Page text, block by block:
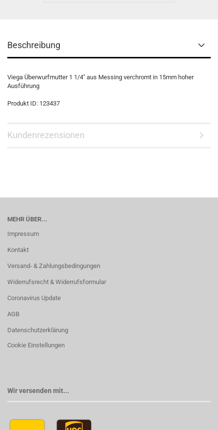
Beschreibung
Viega Überwurfmutter 1 1/4" aus Messing verchromt in 15mm hoher
Ausführung
Produkt ID: 123437
Kundenrezensionen
MEHR ÜBER...
Impressum
Kontakt
Versand- & Zahlungsbedingungen
Widerrufsrecht & Widerrufsformular
Coronavirus Update
AGB
Datenschutzerklärung
Cookie Einstellungen
Wir versenden mit...